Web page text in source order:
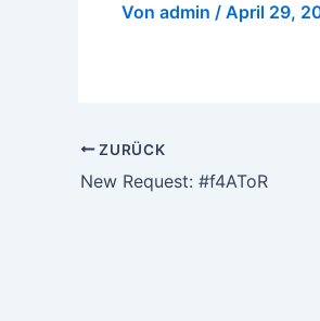
Von admin / April 29,
ZURÜCK
New Request: #f4AToR